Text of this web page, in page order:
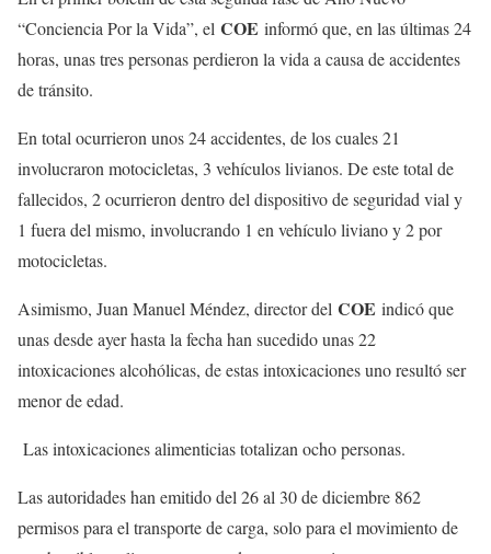
“Conciencia Por la Vida”, el COE informó que, en las últimas 24
horas, unas tres personas perdieron la vida a causa de accidentes
de tránsito.
En total ocurrieron unos 24 accidentes, de los cuales 21
involucraron motocicletas, 3 vehículos livianos. De este total de
fallecidos, 2 ocurrieron dentro del dispositivo de seguridad vial y
1 fuera del mismo, involucrando 1 en vehículo liviano y 2 por
motocicletas.
Asimismo, Juan Manuel Méndez, director del COE indicó que
unas desde ayer hasta la fecha han sucedido unas 22
intoxicaciones alcohólicas, de estas intoxicaciones uno resultó ser
menor de edad.
Las intoxicaciones alimenticias totalizan ocho personas.
Las autoridades han emitido del 26 al 30 de diciembre 862
permisos para el transporte de carga, solo para el movimiento de